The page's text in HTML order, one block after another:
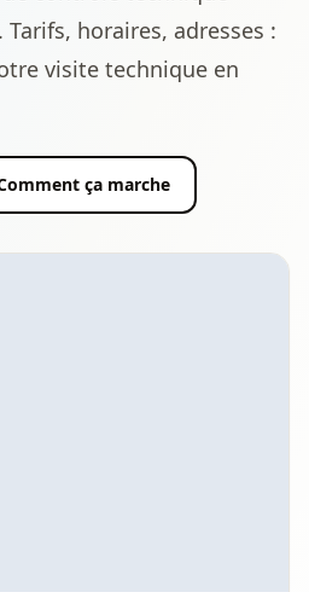
Tarifs, horaires, adresses :
visite technique en
ça marche